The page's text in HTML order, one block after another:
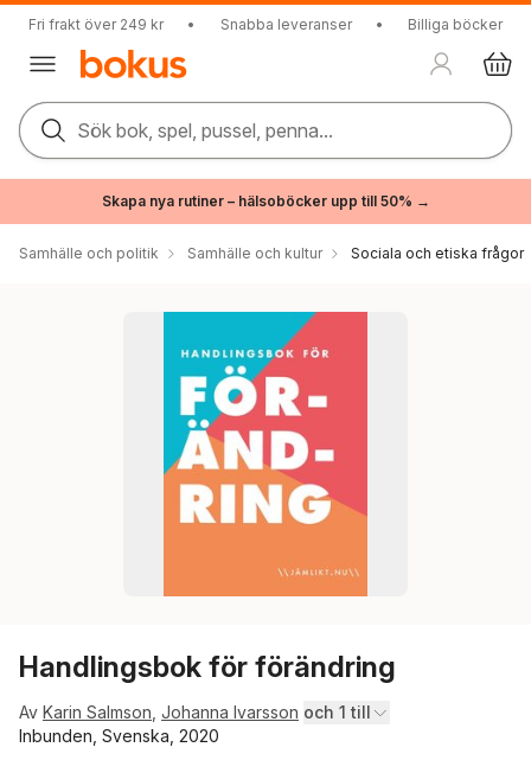
Fri frakt över 249 kr • Snabba leveranser • Billiga böcker
Sök bok, spel, pussel, penna...
Skapa nya rutiner – hälsoböcker upp till 50% →
Samhälle och politik Samhälle och kultur Sociala och etiska frågor
Handlingsbok för förändring
Av Karin Salmson Johanna Ivarsson och 1 till
Inbunden, Svenska, 2020